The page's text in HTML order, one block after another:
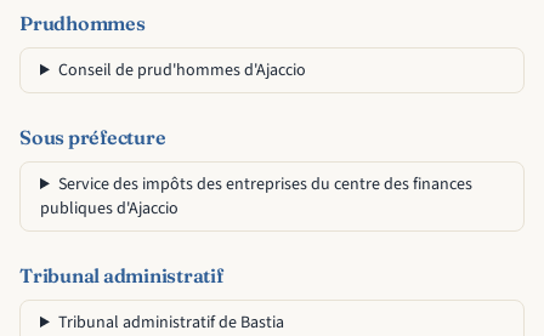
Prudhommes
Conseil de prud'hommes d'Ajaccio
Sous préfecture
Service des impôts des entreprises du centre des finances
publiques d'Ajaccio
Tribunal administratif
Tribunal administratif de Bastia